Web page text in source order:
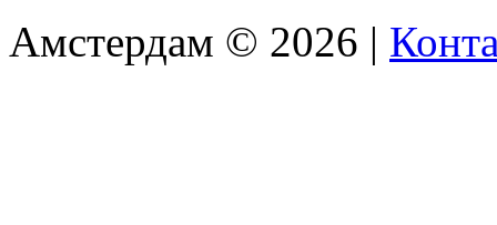
Амстердам © 2026 |